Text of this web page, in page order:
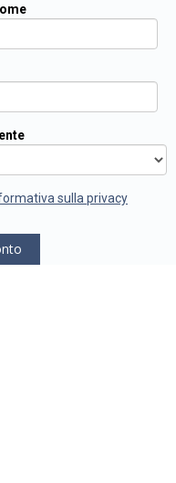
sulla privacy